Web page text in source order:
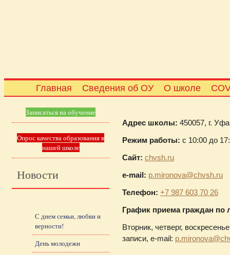
Главная Сведения об ОУ О школе
Адрес школы: 450057, г.
Режим работы: с 10:00 до
Сайт: chvsh.ru
e-mail: p.mironova@chvsh.ru
Телефон: +7 987 603 70 26
График приема граждан
Вторник, четверг,
записи, e-mail:
Записаться на обучение
Опрос качества образования в
нашей школе
Новости
С днем семьи, любви и
верности!
День молодежи